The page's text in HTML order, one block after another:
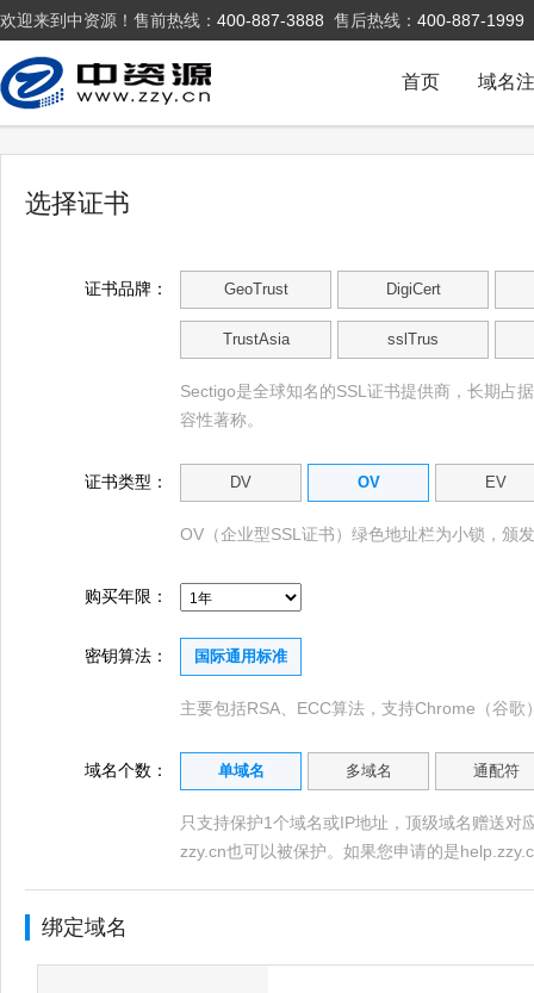
欢迎来到中资源！售前热线： 400-887-3888 售后热线： 400-887-1999
域名
首页
选择证书
证书品牌： GeoTrust DigiCert
TrustAsia sslTrus
Sectigo是全球知名的SSL证书提供商，长期占
容性著称。
证书类型： DV OV EV
OV（企业型SSL证书）绿色地址栏为小锁，颁
购买年限：
密钥算法： 国际通用标准
主要包括RSA、ECC算法，支持Chrome（谷
域名个数： 单域名 多域名 通配符
只支持保护1个域名或IP地址，顶级域名赠送对
zzy.cn也可以被保护。如果您申请的是
绑定域名